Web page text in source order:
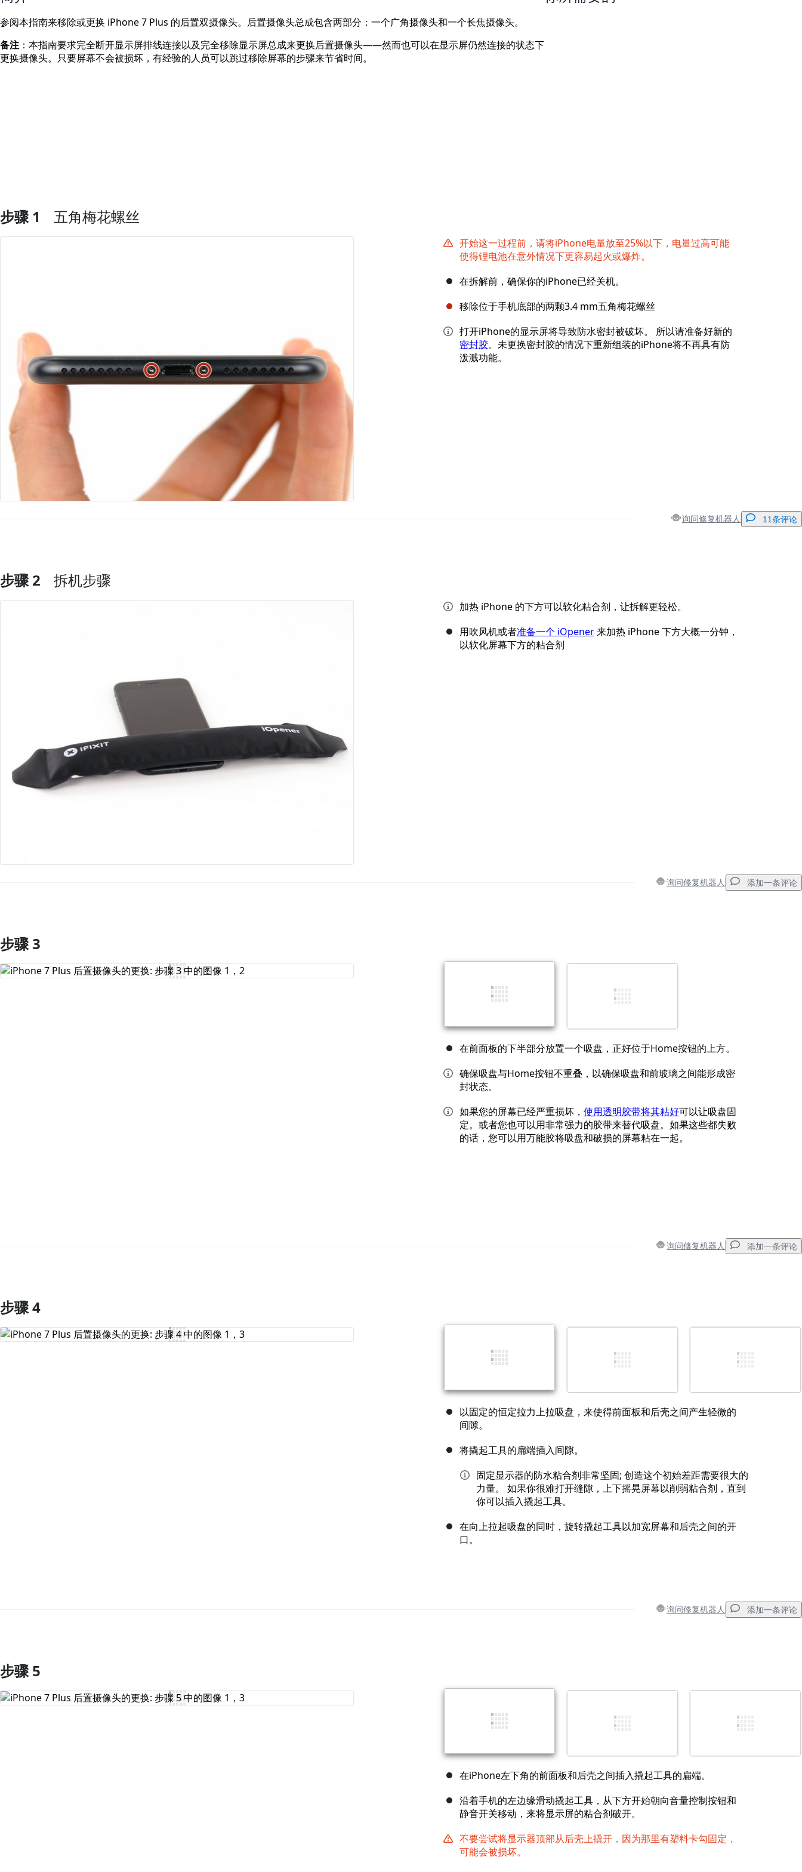
参阅本指南来移除或更换 iPhone 7 Plus 的后置双摄像头。后置摄像头总成包含两部分：一个广角摄像头和一个长焦摄像头。
备注 ：本指南要求完全断开显示屏排线连接以及完全移除显示屏总成来更换后置摄像头——然而也可以在显示屏仍然连接的状态下
更换摄像头。只要屏幕不会被损坏，有经验的人员可以跳过移除屏幕的步骤来节省时间。
步骤 1 五角梅花螺丝
开始这一过程前，请将iPhone电量放至25%以下，电量过高可能
使得锂电池在意外情况下更容易起火或爆炸。
在拆解前，确保你的iPhone已经关机。
移除位于手机底部的两颗3.4 mm五角梅花螺丝
打开iPhone的显示屏将导致防水密封被破坏。 所以请准备好新的
密封胶。未更换密封胶的情况下重新组装的iPhone将不再具有防
泼溅功能。
询问修复机器人 11条评论
添加评论
取消
步骤 2 拆机步骤
加热 iPhone 的下方可以软化粘合剂，让拆解更轻松。
用吹风机或者准备一个 iOpener来加热 iPhone 下方大概一分钟，
以软化屏幕下方的粘合剂
询问修复机器人 添加一条评论
添加评论
步骤 3
在前面板的下半部分放置一个吸盘，正好位于Home按钮的上方。
确保吸盘与Home按钮不重叠，以确保吸盘和前玻璃之间能形成密
封状态。
如果您的屏幕已经严重损坏， 使用透明胶带将其粘好可以让吸盘固
定。或者您也可以用非常强力的胶带来替代吸盘。如果这些都失败
的话，您可以用万能胶将吸盘和破损的屏幕粘在一起。
询问修复机器人 添加一条评论
添加评论
发帖评论
步骤 4
以固定的恒定拉力上拉吸盘，来使得前面板和后壳之间产生轻微的
间隙。
将撬起工具的扁端插入间隙。
固定显示器的防水粘合剂非常坚固; 创造这个初始差距需要很大的
力量。 如果你很难打开缝隙，上下摇晃屏幕以削弱粘合剂，直到
你可以插入撬起工具。
在向上拉起吸盘的同时，旋转撬起工具以加宽屏幕和后壳之间的开
口。
询问修复机器人 添加一条评论
添加评论
发帖评论
步骤 5
在iPhone左下角的前面板和后壳之间插入撬起工具的扁端。
沿着手机的左边缘滑动撬起工具，从下方开始朝向音量控制按钮和
静音开关移动，来将显示屏的粘合剂破开。
不要尝试将显示器顶部从后壳上撬开，因为那里有塑料卡勾固定，
可能会被损坏。